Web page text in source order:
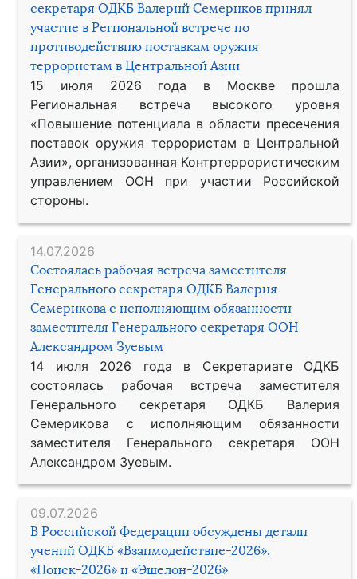
секретаря ОДКБ Валерий Семериков принял
участие в Региональной встрече по
противодействию поставкам оружия
террористам в Центральной Азии
15 июля 2026 года в Москве прошла
Региональная встреча высокого уровня
«Повышение потенциала в области пресечения
поставок оружия террористам в Центральной
Азии», организованная Контртеррористическим
управлением ООН при участии Российской
стороны.
14.07.2026
Состоялась рабочая встреча заместителя
Генерального секретаря ОДКБ Валерия
Семерикова с исполняющим обязанности
заместителя Генерального секретаря ООН
Александром Зуевым
14 июля 2026 года в Секретариате ОДКБ
состоялась рабочая встреча заместителя
Генерального секретаря ОДКБ Валерия
Семерикова с исполняющим обязанности
заместителя Генерального секретаря ООН
Александром Зуевым.
09.07.2026
В Российской Федерации обсуждены детали
учений ОДКБ «Взаимодействие-2026»,
«Поиск-2026» и «Эшелон-2026»